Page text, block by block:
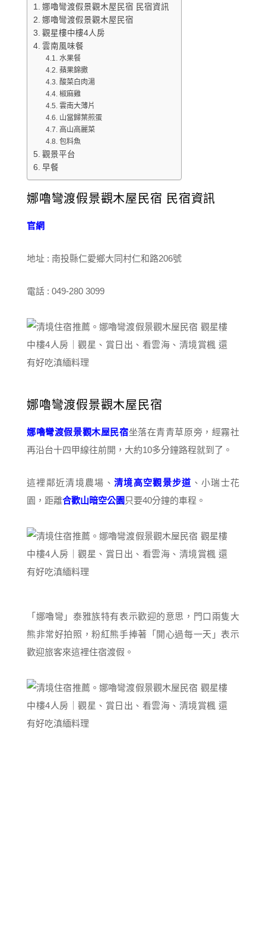
娜嚕彎渡假景觀木屋民宿 民宿資訊
娜嚕彎渡假景觀木屋民宿
觀星樓中樓4人房
雲南風味餐
水果餐
蘋果錦撒
酸菜白肉湯
椒麻雞
雲南大薄片
山當歸葉煎蛋
高山高麗菜
包料魚
觀景平台
早餐
娜嚕彎渡假景觀木屋民宿 民宿資訊
官網
地址 : 南投縣仁愛鄉大同村仁和路206號
電話 : 049-280 3099
娜嚕彎渡假景觀木屋民宿
娜嚕彎渡假景觀木屋民宿坐落在青青草原旁，經霧社
再沿台十四甲線往前開，大約10多分鐘路程就到了。
這裡鄰近清境農場、 清境高空觀景步道 、小瑞士花
園，距離合歡山暗空公園 只要40分鐘的車程。
「娜嚕彎」泰雅族特有表示歡迎的意思，門口兩隻大
熊非常好拍照，粉紅熊手捧著「開心過每一天」表示
歡迎旅客來這裡住宿渡假。